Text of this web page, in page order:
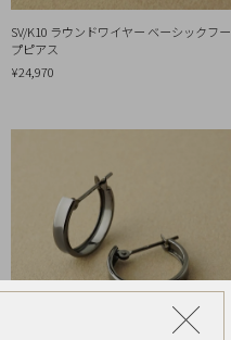
SV/K10 ラウンドワイヤー ベーシックフー
プピアス
¥24,970